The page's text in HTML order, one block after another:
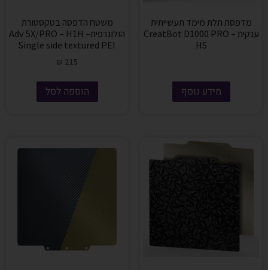
מדפסת תלת מימד תעשייתית
ענקית – CreatBot D1000 PRO
HS
מידע נוסף
משטח הדפסה בטקסטורת
הולוגרפית– Adv 5X/PRO – H1H
Single side textured PEI
₪ 215
הוספה לסל